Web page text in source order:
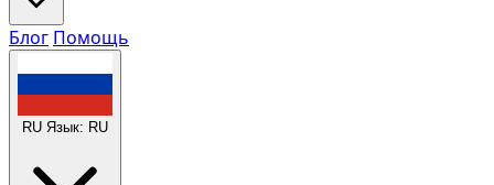
Блог Помощь
RU Язык: RU